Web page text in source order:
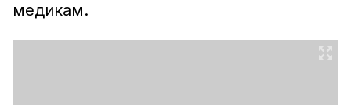
медикам.